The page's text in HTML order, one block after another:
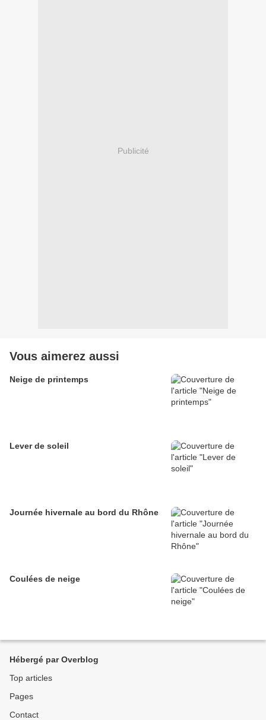
Publicité
Vous aimerez aussi
Neige de printemps
Lever de soleil
Journée hivernale au bord du Rhône
Coulées de neige
Hébergé par Overblog
Top articles
Pages
Contact